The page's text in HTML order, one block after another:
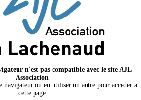
n'est pas compatible avec le site AJL
Association
navigateur ou en utiliser un autre pour accéder à
cette page